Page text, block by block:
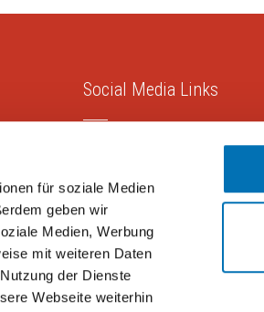
für soziale Medien
geben wir
Medien, Werbung
mit weiteren Daten
der Dienste
Webseite weiterhin
Social Media Links